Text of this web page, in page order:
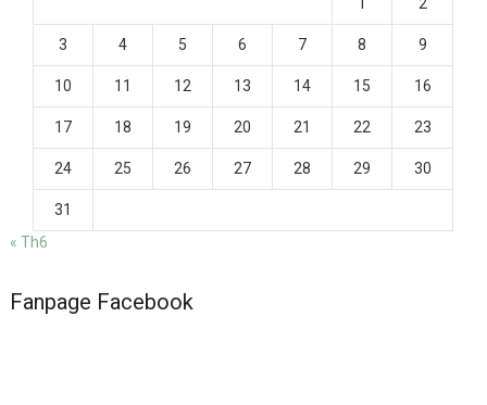
3 4 5 6 7 8 9
10 11 12 13 14 15 16
17 18 19 20 21 22 23
24 25 26 27 28 29 30
31
« Th6
Fanpage Facebook